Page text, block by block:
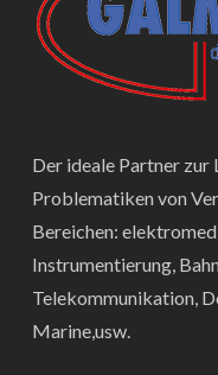
Der ideale Partner zur
Problematiken von
Bereichen:
Instrumentierung,
Telekommunikation,
Marine,usw.